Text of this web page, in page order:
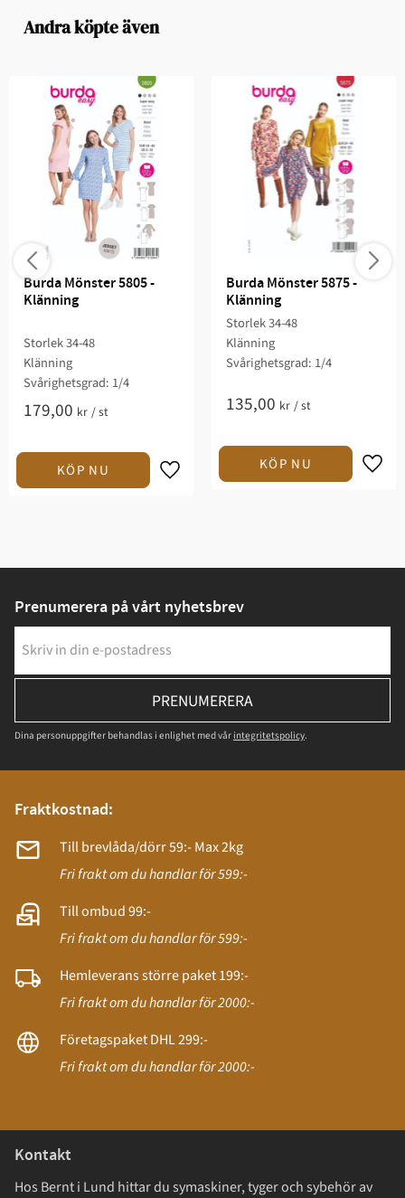
Andra köpte även
Burda Mönster 5805 -
Klänning
Storlek 34-48
Klänning
Svårighetsgrad: 1/4​
179,00 kr /st
Burda Mönster 5875 -
Klänning
Storlek 34-48
Klänning
Svårighetsgrad: 1/4​
135,00 kr /st
Prenumerera på vårt nyhetsbrev
PRENUMERERA
Dina personuppgifter behandlas i enlighet med vår integritetspolicy.
Fraktkostnad:
Till brevlåda/dörr 59:- Max 2kg
Fri frakt om du handlar för 599:-
Till ombud 99:-
Fri frakt om du handlar för 599:-
Hemleverans större paket 199:-
Fri frakt om du handlar för 2000:-
Företagspaket DHL 299:-
Fri frakt om du handlar för 2000:-
Kontakt
Hos Bernt i Lund hittar du symaskiner, tyger och sybehör av